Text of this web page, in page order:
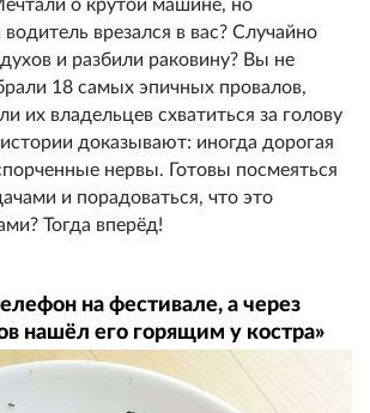
о крутой машине, но
врезался в вас? Случайно
и разбили раковину? Вы не
18 самых эпичных провалов,
их владельцев схватиться за голову
доказывают: иногда дорогая
нервы. Готовы посмеяться
и порадоваться, что это
Тогда вперёд!
на фестивале, а через
нашёл его горящим у костра»